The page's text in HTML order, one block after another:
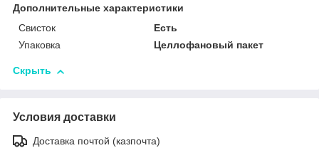
Дополнительные характеристики
Свисток
Есть
Упаковка
Целлофановый пакет
Скрыть
Условия доставки
Доставка почтой (казпочта)